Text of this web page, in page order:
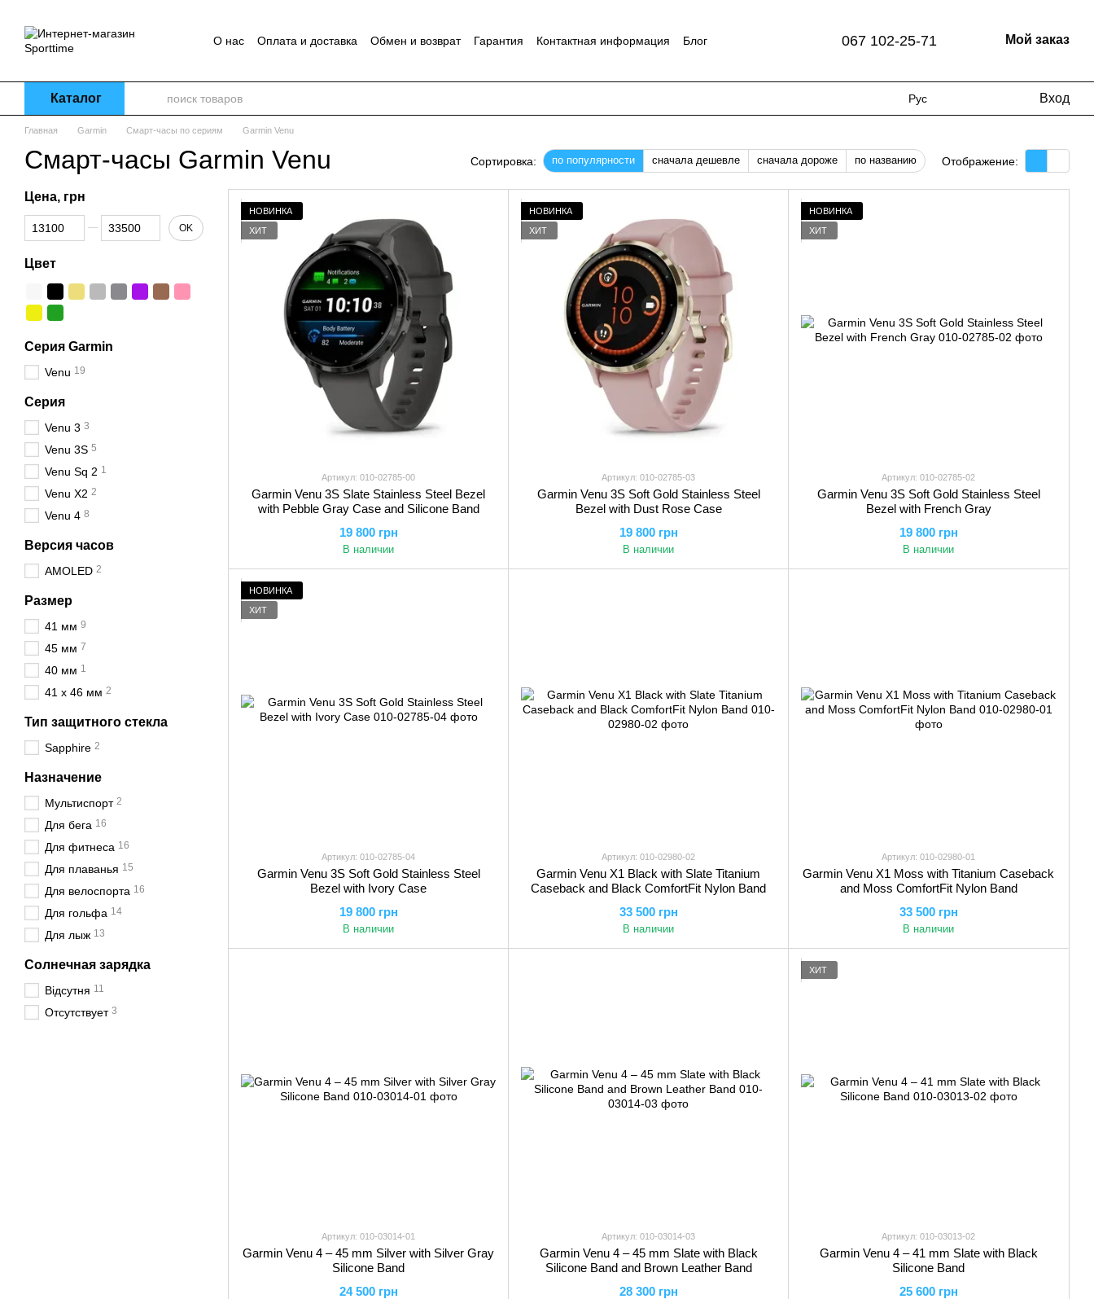
О нас Оплата и доставка Обмен и возврат Гарантия Контактная информация Блог 067 102-25-71 Мой заказ
Каталог Рус Вход
Главная Garmin Смарт-часы по сериям Garmin Venu
Смарт-часы Garmin Venu Сортировка: по популярности сначала дешевле сначала дороже по названию Отображение:
НОВИНКА
ХИТ
Артикул: 010-02785-00
Garmin Venu 3S Slate Stainless Steel Bezel
with Pebble Gray Case and Silicone Band
19 800 грн
В наличии
НОВИНКА
ХИТ
Артикул: 010-02785-03
Garmin Venu 3S Soft Gold Stainless Steel
Bezel with Dust Rose Case
19 800 грн
В наличии
НОВИНКА
ХИТ
Артикул: 010-02785-02
Garmin Venu 3S Soft Gold Stainless Steel
Bezel with French Gray
19 800 грн
В наличии
НОВИНКА
ХИТ
Артикул: 010-02785-04
Garmin Venu 3S Soft Gold Stainless Steel
Bezel with Ivory Case
19 800 грн
В наличии
Артикул: 010-02980-02
Garmin Venu X1 Black with Slate Titanium
Caseback and Black ComfortFit Nylon Band
33 500 грн
В наличии
Артикул: 010-02980-01
Garmin Venu X1 Moss with Titanium Caseback
and Moss ComfortFit Nylon Band
33 500 грн
В наличии
Артикул: 010-03014-01
Garmin Venu 4 – 45 mm Silver with Silver Gray
Silicone Band
24 500 грн
Артикул: 010-03014-03
Garmin Venu 4 – 45 mm Slate with Black
Silicone Band and Brown Leather Band
28 300 грн
ХИТ
Артикул: 010-03013-02
Garmin Venu 4 – 41 mm Slate with Black
Silicone Band
25 600 грн
Цена, грн
От Цена, грн
До Цена, грн OK
Цвет
Серия Garmin
Venu 19
Серия
Venu 3 3
Venu 3S 5
Venu Sq 2 1
Venu X2 2
Venu 4 8
Версия часов
AMOLED 2
Размер
41 мм 9
45 мм 7
40 мм 1
41 x 46 мм 2
Тип защитного стекла
Sapphire 2
Назначение
Мультиспорт 2
Для бега 16
Для фитнеса 16
Для плаванья 15
Для велоспорта 16
Для гольфа 14
Для лыж 13
Солнечная зарядка
Відсутня 11
Отсутствует 3